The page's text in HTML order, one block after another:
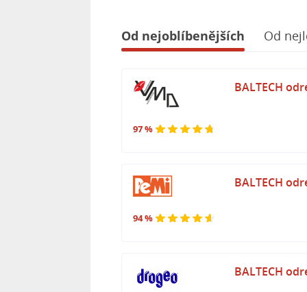
Od nejoblíbenějších Od
97 %
BALTECH
94 %
BALTECH
BALTECH